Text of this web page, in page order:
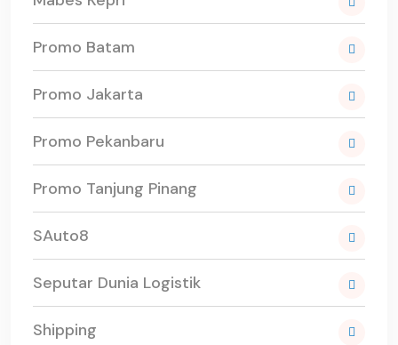
Promo Batam
Promo Jakarta
Promo Pekanbaru
Promo Tanjung Pinang
SAuto8
Seputar Dunia Logistik
Shipping